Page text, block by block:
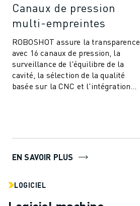
Canaux de pression
multi-empreintes
ROBOSHOT assure la transparence
avec 16 canaux de pression, la
surveillance de l'équilibre de la
cavité, la sélection de la qualité
basée sur la CNC et l'intégration
EN SAVOIR PLUS
LOGICIEL